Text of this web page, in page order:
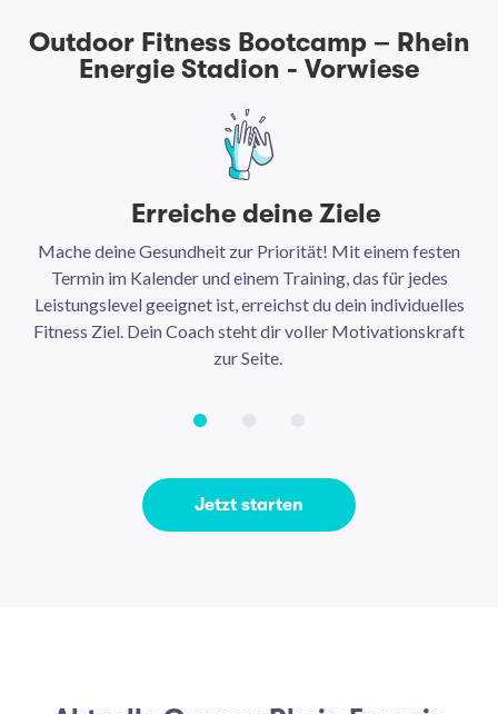
Outdoor Fitness Bootcamp – Rhein
Energie Stadion - Vorwiese
Erreiche deine Ziele
Mache deine Gesundheit zur Priorität! Mit einem festen
Termin im Kalender und einem Training, das für jedes
Leistungslevel geeignet ist, erreichst du dein individuelles
Fitness Ziel. Dein Coach steht dir voller Motivationskraft
zur Seite.
Jetzt starten